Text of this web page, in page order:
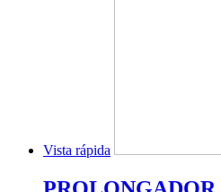
Vista rápida